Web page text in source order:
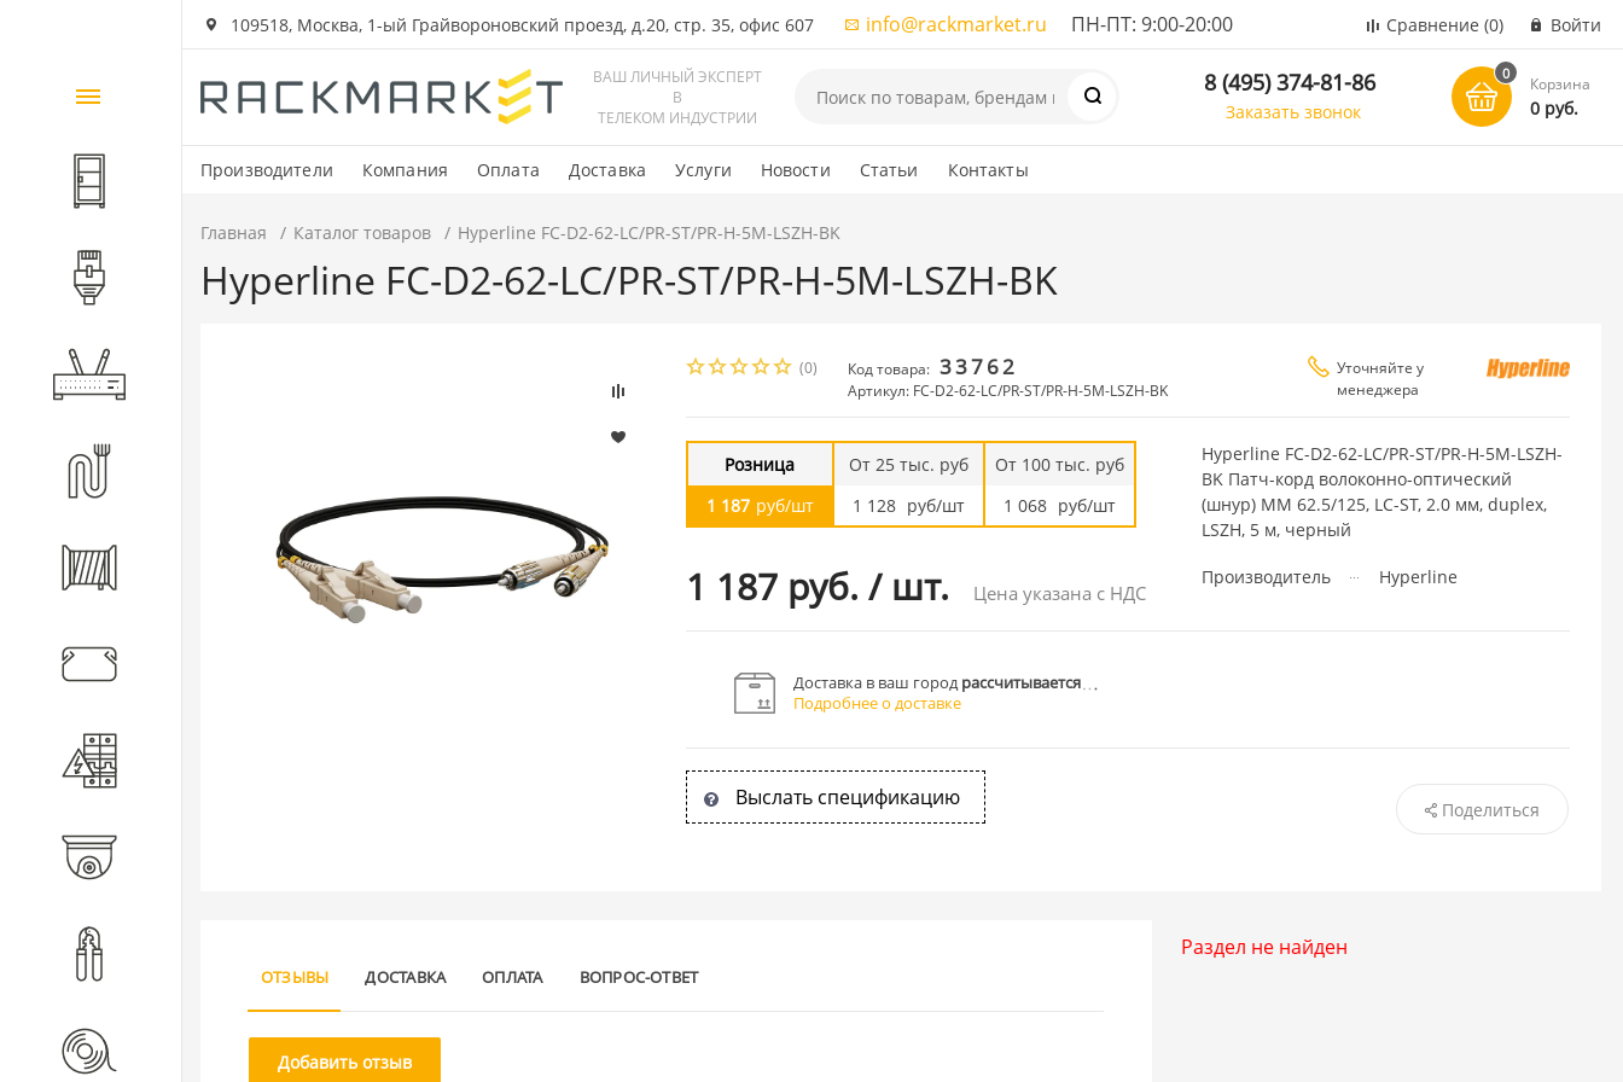
109518, Москва, 1-ый Грайвороновский проезд, д.20, стр. 35, офис 607 info@rackmarket.ru ПН-ПТ: 9:00-20:00 Сравнение (0) Войти
ВАШ ЛИЧНЫЙ ЭКСПЕРТ
В
ТЕЛЕКОМ ИНДУСТРИИ
8 (495) 374-81-86
Заказать звонок
0
Корзина
0 руб.
Производители Компания Оплата Доставка Услуги Новости Статьи Контакты
Каталог
товаров
Шкафы и стойки
Компоненты СКС
Расходные материалы
Главная Каталог товаров Hyperline FC-D2-62-LC/PR-ST/PR-H-5M-LSZH-BK
Hyperline FC-D2-62-LC/PR-ST/PR-H-5M-LSZH-BK
(0) Код товара: 33762
Артикул: FC-D2-62-LC/PR-ST/PR-H-5M-LSZH-BK
Уточняйте у
менеджера
Розница
1 187 руб/шт
От 25 тыс. руб
1 128 руб/шт
От 100 тыс. руб
1 068 руб/шт
1 187 руб. / шт. Цена указана с НДС
Hyperline FC-D2-62-LC/PR-ST/PR-H-5M-LSZH-
BK Патч-корд волоконно-оптический
(шнур) MM 62.5/125, LC-ST, 2.0 мм, duplex,
LSZH, 5 м, черный
Производитель Hyperline
Доставка в ваш городрассчитывается
Подробнее о доставке
Выслать спецификацию Поделиться
ОТЗЫВЫ ДОСТАВКА ОПЛАТА ВОПРОС-ОТВЕТ
Добавить отзыв
Раздел не найден